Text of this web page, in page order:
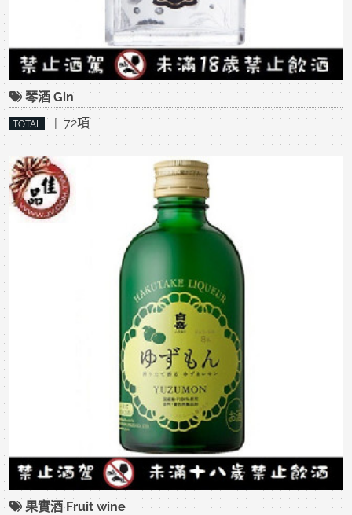
琴酒 Gin
TOTAL | 72項
果實酒 Fruit wine